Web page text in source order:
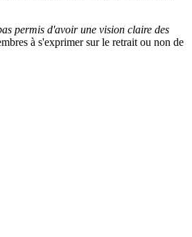
permis d'avoir une vision claire des
à s'exprimer sur le retrait ou non de